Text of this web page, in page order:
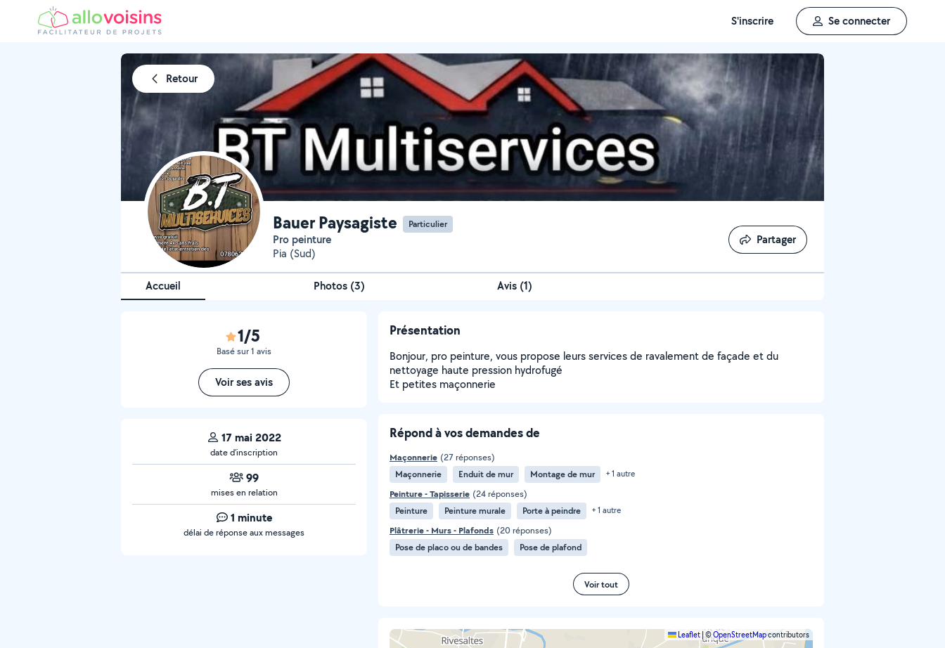
S'inscrire Se connecter
Retour
Bauer Paysagiste Particulier
Pro peinture
Pia (Sud)
Partager
Partager
Accueil Photos (3) Avis (1)
1/5
Basé sur 1 avis
Voir ses avis
17 mai 2022
date d’inscription
99
mises en relation
1 minute
délai de réponse aux messages
Présentation
Bonjour, pro peinture, vous propose leurs services de ravalement de façade et du
nettoyage haute pression hydrofugé
Et petites maçonnerie
Répond à vos demandes de
Maçonnerie (27 réponses)
Maçonnerie
Enduit de mur Montage de mur + 1 autre
Peinture - Tapisserie (24 réponses)
Peinture
Peinture murale Porte à peindre + 1 autre
Plâtrerie - Murs - Plafonds (20 réponses)
Pose de placo ou de bandes
Pose de plafond
Voir tout
Leaflet |©OpenStreetMapcontributors